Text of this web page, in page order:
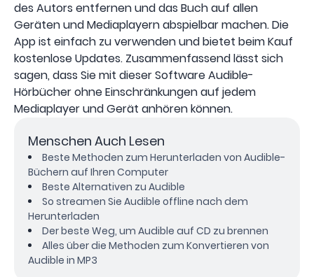
des Autors entfernen und das Buch auf allen
Geräten und Mediaplayern abspielbar machen. Die
App ist einfach zu verwenden und bietet beim Kauf
kostenlose Updates. Zusammenfassend lässt sich
sagen, dass Sie mit dieser Software Audible-
Hörbücher ohne Einschränkungen auf jedem
Mediaplayer und Gerät anhören können.
Menschen Auch Lesen
Beste Methoden zum Herunterladen von Audible-
Büchern auf Ihren Computer
Beste Alternativen zu Audible
So streamen Sie Audible offline nach dem
Herunterladen
Der beste Weg, um Audible auf CD zu brennen
Alles über die Methoden zum Konvertieren von
Audible in MP3